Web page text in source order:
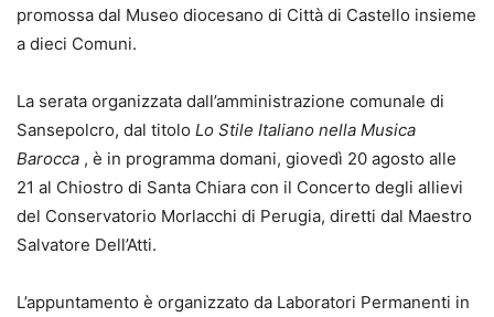
promossa dal Museo diocesano di Città di Castello insieme
a dieci Comuni.
La serata organizzata dall’amministrazione comunale di
Sansepolcro, dal titolo Lo Stile Italiano nella Musica
Barocca , è in programma domani, giovedì 20 agosto alle
21 al Chiostro di Santa Chiara con il Concerto degli allievi
del Conservatorio Morlacchi di Perugia, diretti dal Maestro
Salvatore Dell’Atti.
L’appuntamento è organizzato da Laboratori Permanenti in